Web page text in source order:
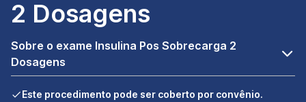
2 Dosagens
Sobre o exame Insulina Pos Sobrecarga 2
Dosagens
Este procedimento pode ser coberto por convênio.